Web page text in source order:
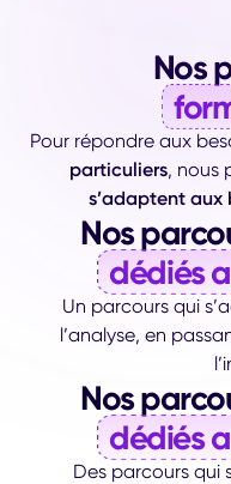
Nos
Pour répondre aux
particuliers, nous
s’adaptent aux
Nos
dédiés
Un parcours qui
l’analyse, en
Nos
dédiés
Des parcours qui